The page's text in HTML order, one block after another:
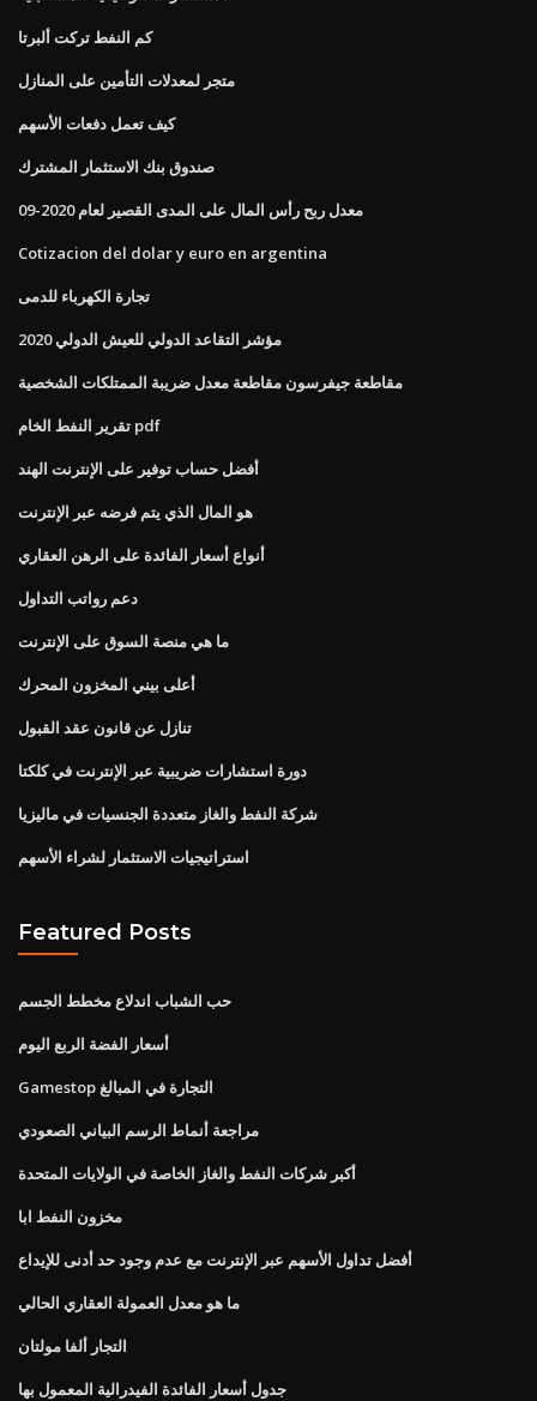
كم النفط تركت ألبرتا
متجر لمعدلات التأمين على المنازل
كيف تعمل دفعات الأسهم
صندوق بنك الاستثمار المشترك
معدل ربح رأس المال على المدى القصير لعام 2020-09
Cotizacion del dolar y euro en argentina
تجارة الكهرباء للدمى
مؤشر التقاعد الدولي للعيش الدولي 2020
مقاطعة جيفرسون مقاطعة معدل ضريبة الممتلكات الشخصية
تقرير النفط الخام pdf
أفضل حساب توفير على الإنترنت الهند
هو المال الذي يتم فرضه عبر الإنترنت
أنواع أسعار الفائدة على الرهن العقاري
دعم رواتب التداول
ما هي منصة السوق على الإنترنت
أعلى بيني المخزون المحرك
تنازل عن قانون عقد القبول
دورة استشارات ضريبية عبر الإنترنت في كلكتا
شركة النفط والغاز متعددة الجنسيات في ماليزيا
استراتيجيات الاستثمار لشراء الأسهم
Featured Posts
حب الشباب اندلاع مخطط الجسم
أسعار الفضة الربع اليوم
Gamestop التجارة في المبالغ
مراجعة أنماط الرسم البياني الصعودي
أكبر شركات النفط والغاز الخاصة في الولايات المتحدة
مخزون النفط ابا
أفضل تداول الأسهم عبر الإنترنت مع عدم وجود حد أدنى للإيداع
ما هو معدل العمولة العقاري الحالي
التجار ألفا مولتان
جدول أسعار الفائدة الفيدرالية المعمول بها